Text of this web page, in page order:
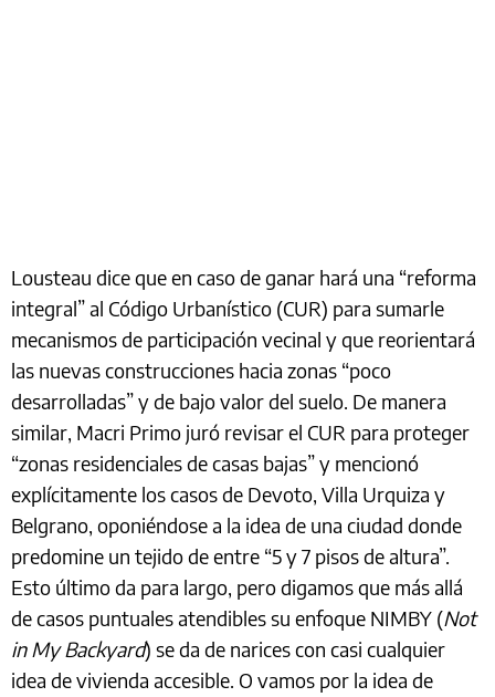
Lousteau dice que en caso de ganar hará una “reforma
integral” al Código Urbanístico (CUR) para sumarle
mecanismos de participación vecinal y que reorientará
las nuevas construcciones hacia zonas “poco
desarrolladas” y de bajo valor del suelo. De manera
similar, Macri Primo juró revisar el CUR para proteger
“zonas residenciales de casas bajas” y mencionó
explícitamente los casos de Devoto, Villa Urquiza y
Belgrano, oponiéndose a la idea de una ciudad donde
predomine un tejido de entre “5 y 7 pisos de altura”.
Esto último da para largo, pero digamos que más allá
de casos puntuales atendibles su enfoque NIMBY (Not
in My Backyard) se da de narices con casi cualquier
idea de vivienda accesible. O vamos por la idea de